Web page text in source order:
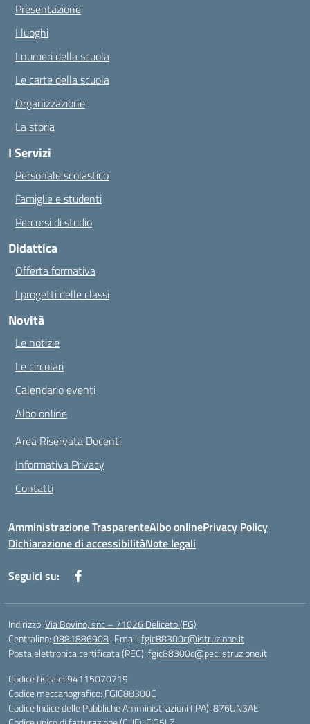
Presentazione
I luoghi
I numeri della scuola
Le carte della scuola
Organizzazione
La storia
I Servizi
Personale scolastico
Famiglie e studenti
Percorsi di studio
Didattica
Offerta formativa
I progetti delle classi
Novità
Le notizie
Le circolari
Calendario eventi
Albo online
Area Riservata Docenti
Informativa Privacy
Contatti
Amministrazione TrasparenteAlbo onlinePrivacy Policy
Dichiarazione di accessibilitàNote legali
Seguici su:
Indirizzo:Via Bovino, snc – 71026 Deliceto (FG)
Centralino:0881886908 Email:fgic88300c@istruzione.it
Posta elettronica certificata (PEC):fgic88300c@pec.istruzione.it
Codice fiscale: 94115070719
Codice meccanografico: FGIC88300C
Codice Indice delle Pubbliche Amministrazioni (IPA): 876UN3AE